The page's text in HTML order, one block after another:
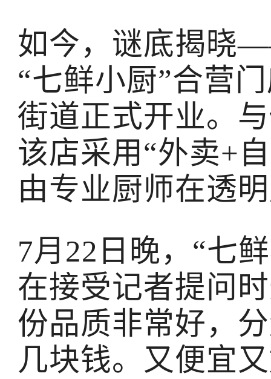
如今，谜底揭晓
“七鲜小厨”合营
街道正式开业。
该店采用“外卖+
由专业厨师在透
7月22日晚，“七
在接受记者提问
份品质非常好，
几块钱。又便宜